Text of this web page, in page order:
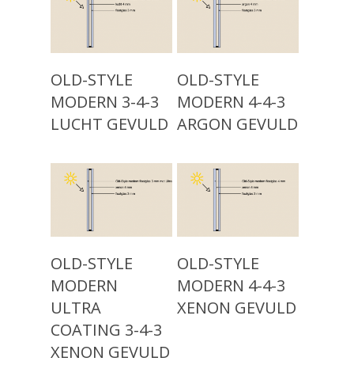
OLD-STYLE
MODERN 3-4-3
LUCHT GEVULD
OLD-STYLE
MODERN 4-4-3
ARGON GEVULD
OLD-STYLE
MODERN
ULTRA
COATING 3-4-3
XENON GEVULD
OLD-STYLE
MODERN 4-4-3
XENON GEVULD
Monumentaal
(voor 1920)
1960)
Modern Isolatieglas
Nieuw: Vacuümglas
Keuzehulp
Advies
Projecten
Over ons
Showroom
Contact